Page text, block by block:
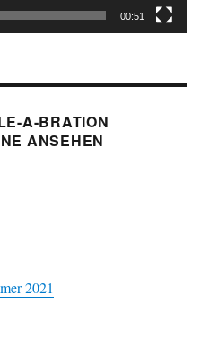
00:51
A-BRATION
ANSEHEN
2021